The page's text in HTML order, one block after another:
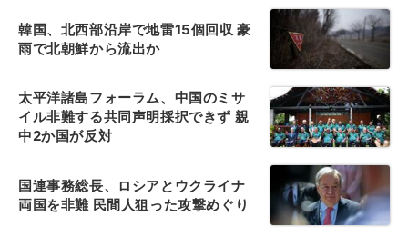
韓国、北西部沿岸で地雷15個回収 豪
雨で北朝鮮から流出か
太平洋諸島フォーラム、中国のミサ
イル非難する共同声明採択できず 親
中2か国が反対
国連事務総長、ロシアとウクライナ
両国を非難 民間人狙った攻撃めぐり